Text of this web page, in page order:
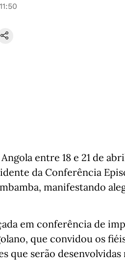
entre 18 e 21 de
da Conferência
manifestando
em conferência de
que convidou os
que serão